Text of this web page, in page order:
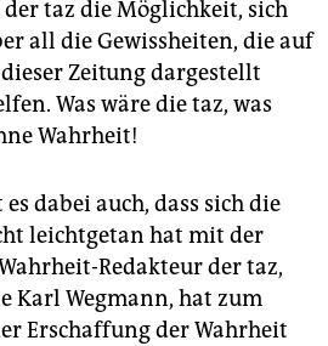
taz die Möglichkeit, sich
all die Gewissheiten, die auf
Zeitung dargestellt
Was wäre die taz, was
Wahrheit!
dabei auch, dass sich die
leichtgetan hat mit der
Redakteur der taz,
Karl Wegmann, hat zum
Erschaffung der Wahrheit